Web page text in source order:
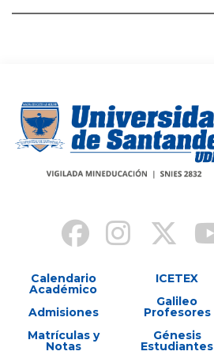
Calendario
Académico
Admisiones
Matrículas y
Notas
ICETEX
Galileo
Profesores
Génesis
Estudiantes